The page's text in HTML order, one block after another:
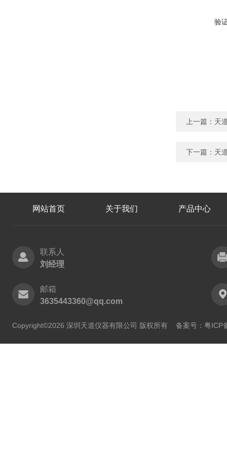
验
上一篇： 天
下一篇： 天
网站首页 关于我们 产品中心
联系人
刘经理
邮箱
3635443360@qq.com
Copyright©2026 深圳天道仪器有限公司 版权所有 备案号：粤ICP